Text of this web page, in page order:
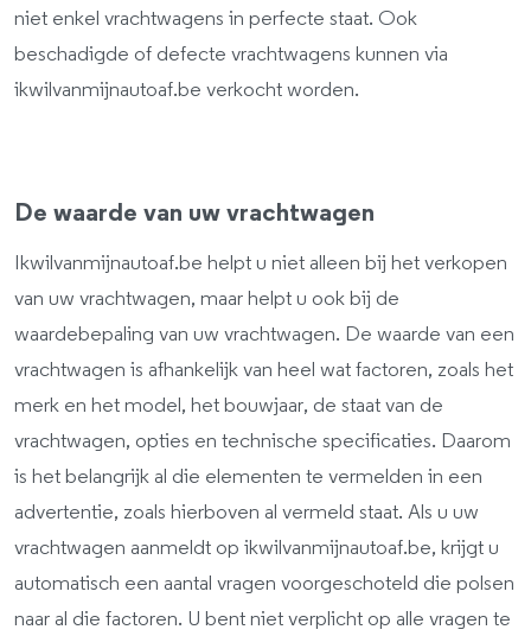
niet enkel vrachtwagens in perfecte staat. Ook
beschadigde of defecte vrachtwagens kunnen via
ikwilvanmijnautoaf.be verkocht worden.
De waarde van uw vrachtwagen
Ikwilvanmijnautoaf.be helpt u niet alleen bij het verkopen
van uw vrachtwagen, maar helpt u ook bij de
waardebepaling van uw vrachtwagen. De waarde van een
vrachtwagen is afhankelijk van heel wat factoren, zoals het
merk en het model, het bouwjaar, de staat van de
vrachtwagen, opties en technische specificaties. Daarom
is het belangrijk al die elementen te vermelden in een
advertentie, zoals hierboven al vermeld staat. Als u uw
vrachtwagen aanmeldt op ikwilvanmijnautoaf.be, krijgt u
automatisch een aantal vragen voorgeschoteld die polsen
naar al die factoren. U bent niet verplicht op alle vragen te